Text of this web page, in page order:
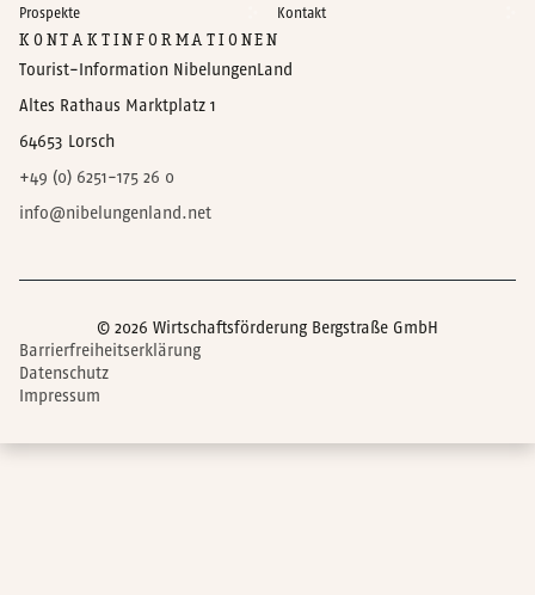
Prospekte
Kontakt
KONTAKTINFORMATIONEN
Tourist-Information NibelungenLand
Altes Rathaus Marktplatz 1
64653 Lorsch
+49 (0) 6251-175 26 0
info@nibelungenland.net
© 2026 Wirtschaftsförderung Bergstraße GmbH
Barrierfreiheitserklärung
Datenschutz
Impressum